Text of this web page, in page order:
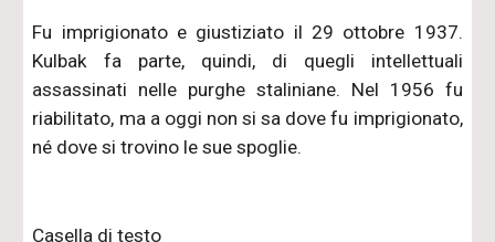
Fu imprigionato e giustiziato il 29 ottobre 1937.
Kulbak fa parte, quindi, di quegli intellettuali
assassinati nelle purghe staliniane. Nel 1956 fu
riabilitato, ma a oggi non si sa dove fu imprigionato,
né dove si trovino le sue spoglie.
Casella di testo